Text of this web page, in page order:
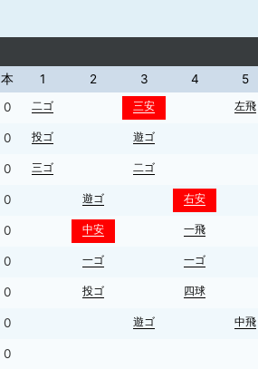
本 1 2 3 4 5
0
二ゴ 三安 左飛
0 投ゴ 遊ゴ
0 三ゴ 二ゴ
0 遊ゴ 右安
0 中安 一飛
0 一ゴ 一ゴ
0 投ゴ 四球
0 遊ゴ 中飛
0